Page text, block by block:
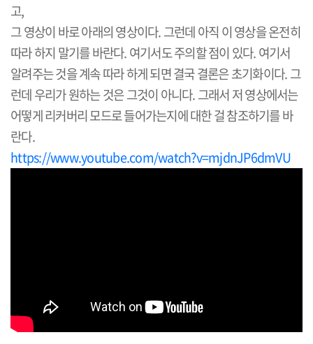
고,
그 영상이 바로 아래의 영상이다. 그런데 아직 이 영상을 온전히
따라 하지 말기를 바란다. 여기서도 주의할 점이 있다. 여기서
알려주는 것을 계속 따라 하게 되면 결국 결론은 초기화이다. 그
런데 우리가 원하는 것은 그것이 아니다. 그래서 저 영상에서는
어떻게 리커버리 모드로 들어가는지에 대한 걸 참조하기를 바
란다.
https://www.youtube.com/watch?v=mjdnJP6dmVU